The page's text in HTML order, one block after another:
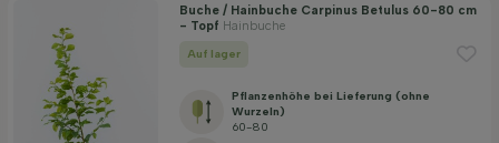
Bodenart
Filter anwenden
Buche / Hainbuche Carpinus Betulus 60-80 cm
- Topf Hainbuche
Auf lager
Pflanzenhöhe bei Lieferung (ohne
Wurzeln)
60-80